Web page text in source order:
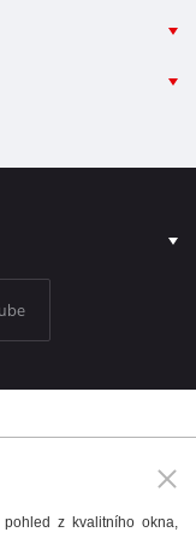
z kvalitního okna,